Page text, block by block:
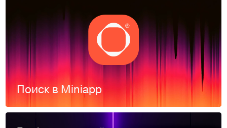
Поиск в Miniapp